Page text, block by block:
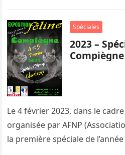
Spéciales
2023 –
Compiègne
Le 4 février 2023, dans le
organisée par AFNP
la première spéciale de